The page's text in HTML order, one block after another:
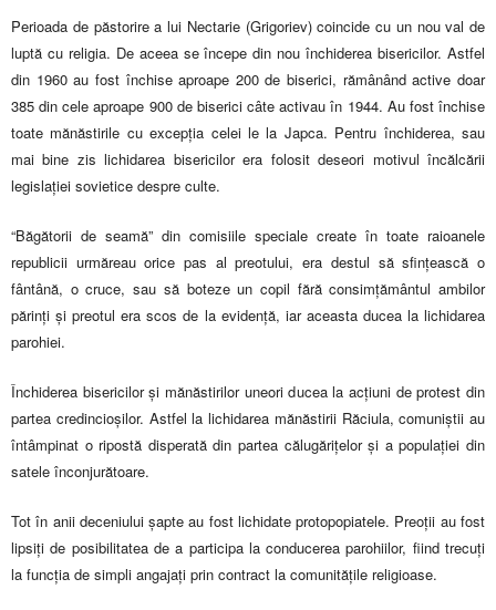
Perioada de păstorire a lui Nectarie (Grigoriev) coincide cu un nou val de
luptă cu religia. De aceea se începe din nou închiderea bisericilor. Astfel
din 1960 au fost închise aproape 200 de biserici, rămânând active doar
385 din cele aproape 900 de biserici câte activau în 1944. Au fost închise
toate mănăstirile cu excepția celei le la Japca. Pentru închiderea, sau
mai bine zis lichidarea bisericilor era folosit deseori motivul încălcării
legislației sovietice despre culte.
“Băgătorii de seamă” din comisiile speciale create în toate raioanele
republicii urmăreau orice pas al preotului, era destul să sfințească o
fântână, o cruce, sau să boteze un copil fără consimțământul ambilor
părinți și preotul era scos de la evidență, iar aceasta ducea la lichidarea
parohiei.
Închiderea bisericilor și mănăstirilor uneori ducea la acțiuni de protest din
partea credincioșilor. Astfel la lichidarea mănăstirii Răciula, comuniștii au
întâmpinat o ripostă disperată din partea călugărițelor și a populației din
satele înconjurătoare.
Tot în anii deceniului șapte au fost lichidate protopopiatele. Preoții au fost
lipsiți de posibilitatea de a participa la conducerea parohiilor, fiind trecuți
la funcția de simpli angajați prin contract la comunitățile religioase.